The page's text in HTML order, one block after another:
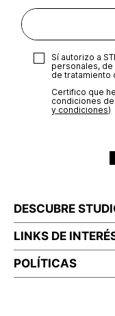
Sí autorizo a
personales, de
de tratamiento
Certifico que
condiciones
y condiciones)
DESCUBRE
LINKS DE
POLÍTICAS